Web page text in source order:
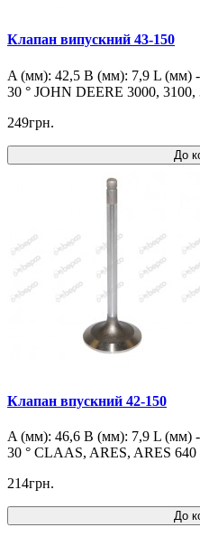
Клапан випускний 43-150
A (мм): 42,5 B (мм): 7,9 L (мм)
30 ° JOHN DEERE 3000, 3100,
249грн.
До
Клапан впускний 42-150
A (мм): 46,6 B (мм): 7,9 L (мм)
30 ° CLAAS, ARES, ARES 640
214грн.
До